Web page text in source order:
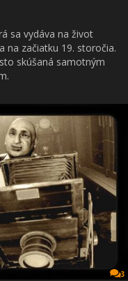
sa vydáva na život
na začiatku 19. storočia.
skúšaná samotným
3